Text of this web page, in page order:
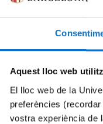
Aquest lloc web
El lloc web de la
preferències
vostra experiència de